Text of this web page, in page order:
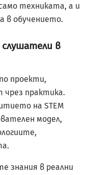
техниката, а и
в обучението.
в
проекти,
чрез практика.
на STEM
модел,
знания в реални